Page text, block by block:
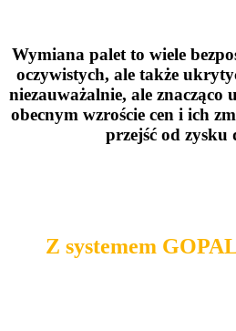
Wymiana palet to wiele
oczywistych, ale także
niezauważalnie, ale znacząco
obecnym wzroście cen i ich
przejść od zysku
Z systemem